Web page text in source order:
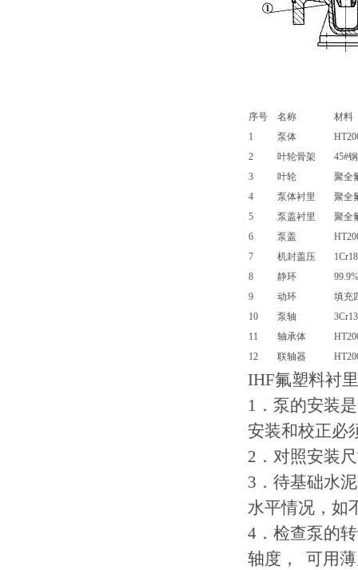
序号 名称
材料
1
泵体
2
叶轮骨架
45#钢
3
叶轮
聚全
4
泵体衬里
聚全
5
泵盖衬里
聚全
6
泵盖
7
机封盖压
8
静环
9
动环
填充
10
泵轴
3Cr13
11
轴承体
12
联轴器
IHF氟塑料衬
1．泵的安装
安装和校正必
2．对照安装
3．待基础水
水平情况，如
4．检查泵的
轴度， 可用